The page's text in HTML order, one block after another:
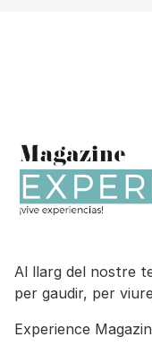
Al llarg del nostre
per gaudir, per
Experience